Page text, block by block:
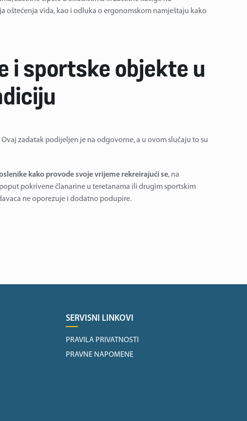
oštećenja vida, kao i odluka o ergonomskom namještaju kako
i sportske objekte u
zadatak podijeljen je na odgovorne, a u ovom slučaju to su
kako provode svoje vrijeme rekreirajući se, na
pokrivene članarine u teretanama ili drugim sportskim
ne oporezuje i dodatno podupire.
SERVISNI LINKOVI
PRAVILA PRIVATNOSTI
PRAVNE NAPOMENE